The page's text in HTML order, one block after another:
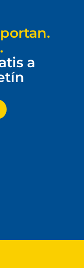
a